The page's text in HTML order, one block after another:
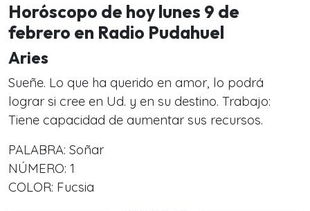
Horóscopo de hoy lunes 9 de
febrero en Radio Pudahuel
Aries
Sueñe. Lo que ha querido en amor, lo podrá
lograr si cree en Ud. y en su destino. Trabajo:
Tiene capacidad de aumentar sus recursos.
PALABRA: Soñar
NÚMERO: 1
COLOR: Fucsia